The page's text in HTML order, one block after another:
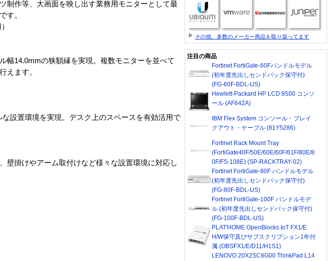
制作等、大画面を映し出す業務用モニターとして最
す。
14.0mmの狭額縁を実現。複数モニターを並べて
えます。
設置環境を実現。デスク上のスペースを有効活用で
掛けやアーム取付けなど様々な設置環境に対応し
その他、多数のメーカー商品を取り扱ってます
注目の商品
Fortinet FortiGate-60Fバンドルモデル
(初年度先出しセンドバック保守付)
(FG-60F-BDL-US)
Hewlett-Packard HP LCD 8500 コンソ
ール (AF642A)
IBM Flex System コンソール・ブレイ
クアウト・ケーブル (81Y5286)
Fortinet Rack Mount Tray
(FortiGate40F/50E/60E/60F/61F/80E/8
0F/FS-108E) (SP-RACKTRAY-02)
Fortinet FortiGate-80F バンドルモデル
(初年度先出しセンドバック保守付)
(FG-80F-BDL-US)
Fortinet FortiGate-100F バンドルモデ
ル (初年度先出しセンドバック保守付)
(FG-100F-BDL-US)
PLAT'HOME OpenBlocks IoT FX1/E
H/W保守及びサブスクリプション1年付
属 (OBSFX1/E/D11/H1S1)
LENOVO 20X2SC8G00 ThinkPad L14